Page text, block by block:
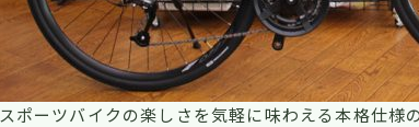
スポーツバイクの楽しさを気軽に味わえる本格仕様の